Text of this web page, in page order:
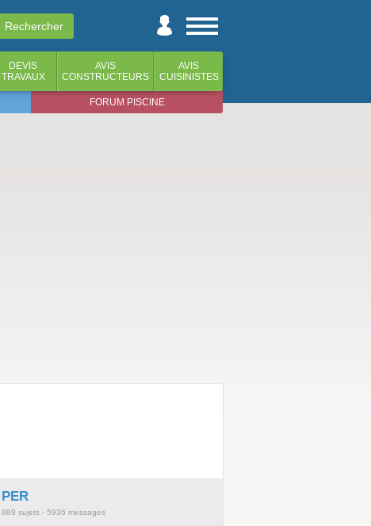
DEVIS
TRAVAUX
AVIS
CONSTRUCTEURS
AVIS
CUISINISTES
FORUM PISCINE
PER
889 sujets - 5936 messages